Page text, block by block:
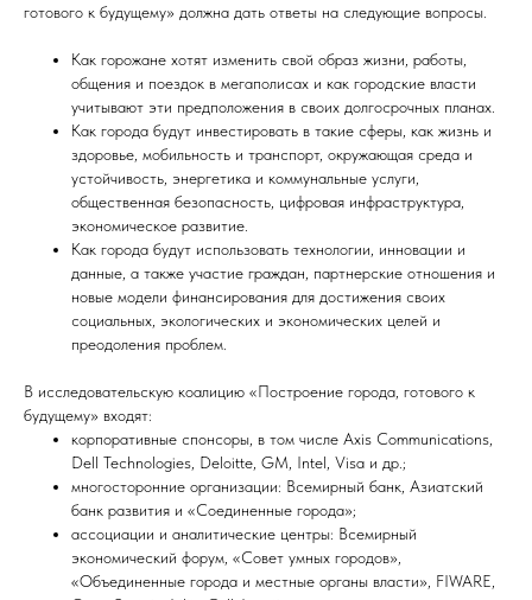
готового к будущему» должна дать ответы на следующие вопросы.
Как горожане хотят изменить свой образ жизни, работы,
общения и поездок в мегаполисах и как городские власти
учитывают эти предположения в своих долгосрочных планах.
Как города будут инвестировать в такие сферы, как жизнь и
здоровье, мобильность и транспорт, окружающая среда и
устойчивость, энергетика и коммунальные услуги,
общественная безопасность, цифровая инфраструктура,
экономическое развитие.
Как города будут использовать технологии, инновации и
данные, а также участие граждан, партнерские отношения и
новые модели финансирования для достижения своих
социальных, экологических и экономических целей и
преодоления проблем.
В исследовательскую коалицию «Построение города, готового к
будущему» входят:
корпоративные спонсоры, в том числе Axis Communications,
Dell Technologies, Deloitte, GM, Intel, Visa и др.;
многосторонние организации: Всемирный банк, Азиатский
банк развития и «Соединенные города»;
ассоциации и аналитические центры: Всемирный
экономический форум, «Совет умных городов»,
«Объединенные города и местные органы власти», FIWARE,